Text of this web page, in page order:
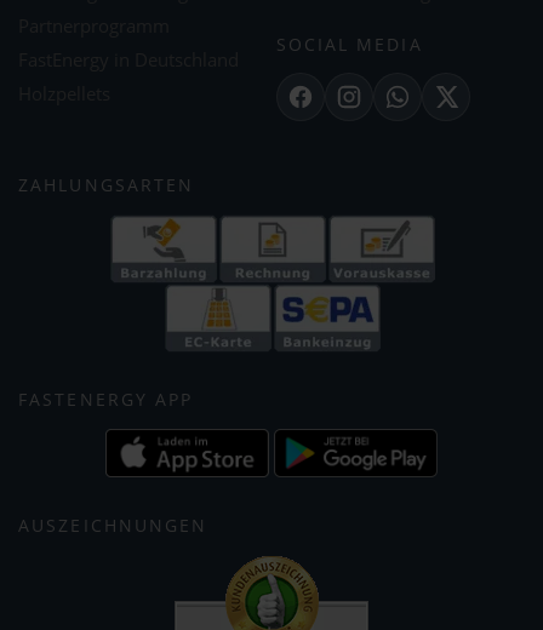
SOCIAL MEDIA
FacebookInstagramWhatsApp
X
ZAHLUNGSARTEN
FASTENERGY APP
AUSZEICHNUNGEN